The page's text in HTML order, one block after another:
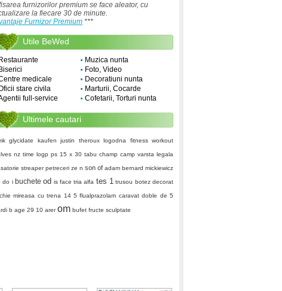
furnizorilor premium se face aleator, cu
la fiecare 30 de minute.
Furnizor Premium ***
Utile BeWed
Restaurante
Biserici
medicale
stare civila
full-service
Muzica nunta
Foto, Video
Decoratiuni nunta
Marturii, Cocarde
Cofetarii, Torturi nunta
Ultimele cautari
glycidate kaufen justin theroux logodna fitness workout
nz time logp ps 15 x 30 tabu champ camp varsta legala
streaper petreceri ze n son of adam bernard mickiewicz
do i buchete od is face tria alfa tes 1 trusou botez decorat
mireasa cu trena 14 5 flualprazolam caravat doble de 5
b age 29 10 arer om bufet fructe sculptate